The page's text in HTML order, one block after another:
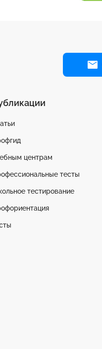
центрам
тесты
тестирование